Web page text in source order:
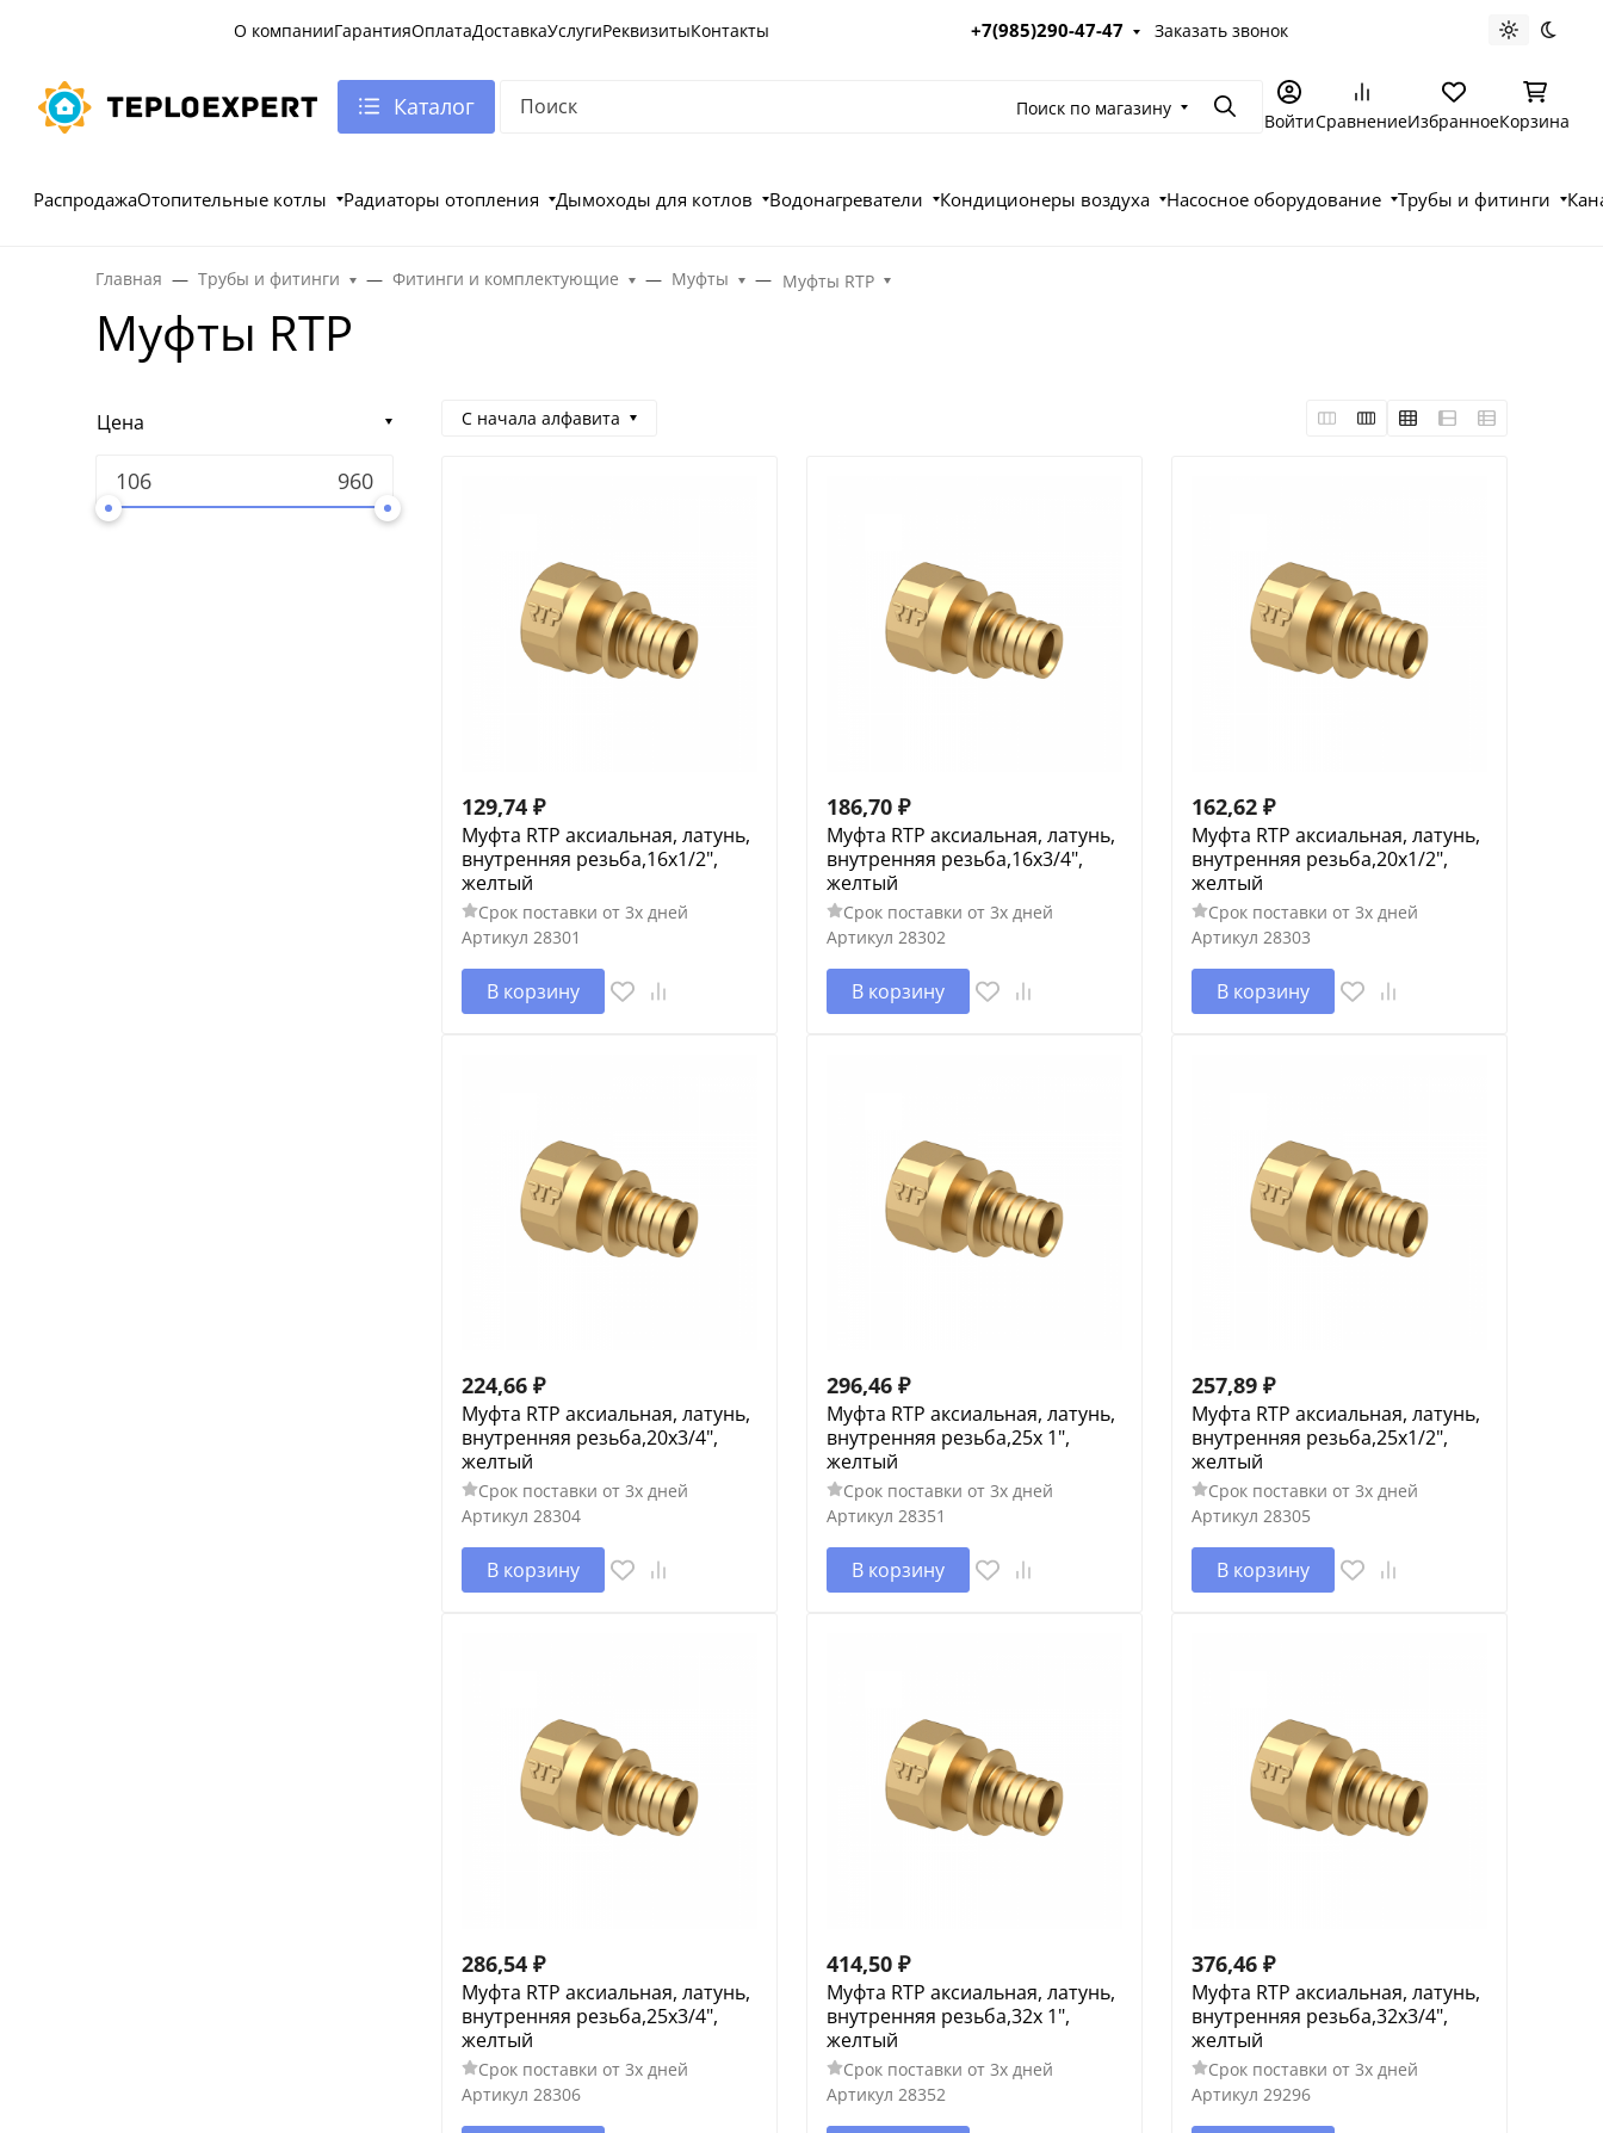
О компанииГарантияОплатаДоставкаУслугиРеквизитыКонтакты +7(985)290-47-47 Заказать звонок Светлая
Каталог Поиск по магазину ПоискВойтиСравнениеИзбранноеКорзина
РаспродажаОтопительные котлы Радиаторы отопления Дымоходы для котлов Водонагреватели Кондиционеры воздуха Насосное оборудование Трубы и фитинги
Главная Трубы и фитинги Фитинги и комплектующие Муфты Муфты RTP
Муфты RTP
Цена С начала алфавита
129,74 ₽
Муфта RTP аксиальная, латунь,
внутренняя резьба,16х1/2",
желтый
Срок поставки от 3х дней
Артикул 28301
В корзину
186,70 ₽
Муфта RTP аксиальная, латунь,
внутренняя резьба,16х3/4",
желтый
Срок поставки от 3х дней
Артикул 28302
В корзину
162,62 ₽
Муфта RTP аксиальная, латунь,
внутренняя резьба,20х1/2",
желтый
Срок поставки от 3х дней
Артикул 28303
В корзину
224,66 ₽
Муфта RTP аксиальная, латунь,
внутренняя резьба,20х3/4",
желтый
Срок поставки от 3х дней
Артикул 28304
В корзину
296,46 ₽
Муфта RTP аксиальная, латунь,
внутренняя резьба,25х 1",
желтый
Срок поставки от 3х дней
Артикул 28351
В корзину
257,89 ₽
Муфта RTP аксиальная, латунь,
внутренняя резьба,25х1/2",
желтый
Срок поставки от 3х дней
Артикул 28305
В корзину
286,54 ₽
Муфта RTP аксиальная, латунь,
внутренняя резьба,25х3/4",
желтый
Срок поставки от 3х дней
Артикул 28306
414,50 ₽
Муфта RTP аксиальная, латунь,
внутренняя резьба,32х 1",
желтый
Срок поставки от 3х дней
Артикул 28352
376,46 ₽
Муфта RTP аксиальная, латунь,
внутренняя резьба,32х3/4",
желтый
Срок поставки от 3х дней
Артикул 29296